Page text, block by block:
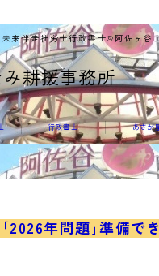
耕援事務所
来伴走社労士行政書士@阿佐ヶ谷
務士 行政書士 あさが
｢2026年問題｣準備で